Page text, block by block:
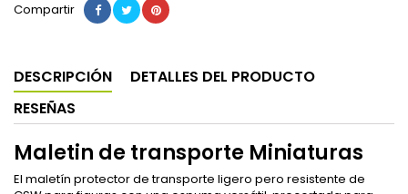
Compartir
DESCRIPCIÓN
DETALLES DEL PRODUCTO
RESEÑAS
Maletin de transporte Miniaturas
El maletín protector de transporte ligero pero resistente de